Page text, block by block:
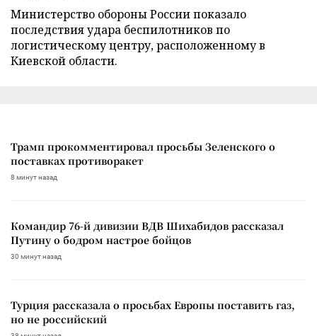
Министерство обороны России показало
последствия удара беспилотников по
логистическому центру, расположенному в
Киевской области.
Трамп прокомментировал просьбы Зеленского о
поставках противоракет
8 минут назад
Командир 76-й дивизии ВДВ Шихабидов рассказал
Путину о бодром настрое бойцов
30 минут назад
Турция рассказала о просьбах Европы поставить газ,
но не российский